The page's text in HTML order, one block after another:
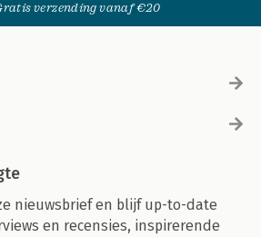
verzending vanaf €20
nieuwsbrief en blijf up-to-date
en recensies, inspirerende